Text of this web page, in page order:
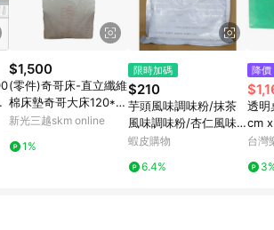
時間差，如顯示之商品規格、顏色、價
場銷售網頁不符，以銷售網頁標示為準。
天，根據台灣樂天回饋規定，逾期訂單將
議，台灣樂天市場保有更改條款與法律
以樂天市場網站公告為準。
$1,500
(零件)奇哥床-直立纖維
棉床墊奇哥大床120*6
5*5
新光三越skm online
1%
限時加碼
$210
芋頭風味調味粉/抹茶
風味調味粉/杏仁風味
調味粉/雞蛋布丁粉 1K
蝦皮購物
6.4%
降價
透明
cm
/一
桌
台灣